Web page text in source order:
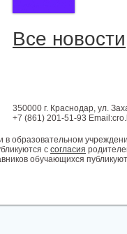
Все новости
350000 г. Краснодар, ул.
+7 (861) 201-51-93
в образовательном
с согласия
обучающихся